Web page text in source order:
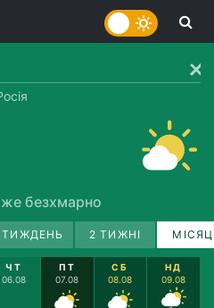
безхмарно
ТИЖДЕНЬ 2 ТИЖНІ
ЧТ
06.08
ПТ
07.08
СБ
08.08
НД
09.08